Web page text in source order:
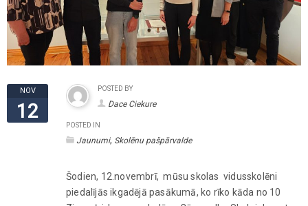
NOV
12
POSTED BY
Dace Ciekure
POSTED IN
Jaunumi, Skolēnu pašpārvalde
Šodien, 12.novembrī, mūsu skolas vidusskolēni
piedalījās ikgadējā pasākumā, ko rīko kāda no 10